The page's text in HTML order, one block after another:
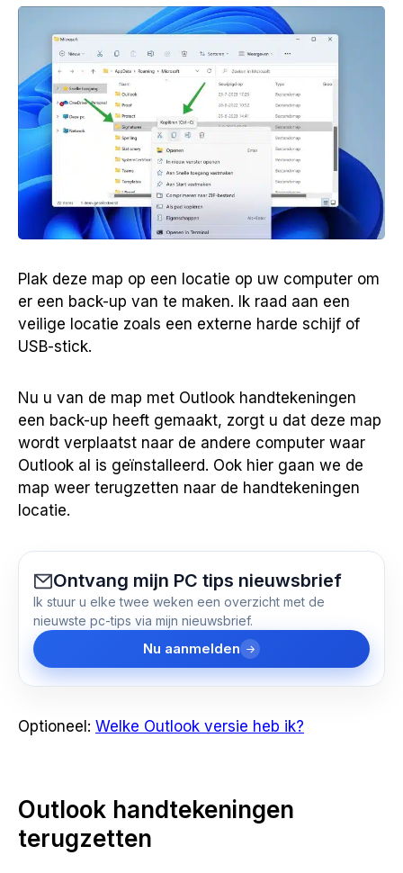
Plak deze map op een locatie op uw computer om
er een back-up van te maken. Ik raad aan een
veilige locatie zoals een externe harde schijf of
USB-stick.
Nu u van de map met Outlook handtekeningen
een back-up heeft gemaakt, zorgt u dat deze map
wordt verplaatst naar de andere computer waar
Outlook al is geïnstalleerd. Ook hier gaan we de
map weer terugzetten naar de handtekeningen
locatie.
Ontvang mijn PC tips nieuwsbrief
Ik stuur u elke twee weken een overzicht met de
nieuwste pc-tips via mijn nieuwsbrief.
Nu aanmelden
Optioneel: Welke Outlook versie heb ik?
Outlook handtekeningen
terugzetten